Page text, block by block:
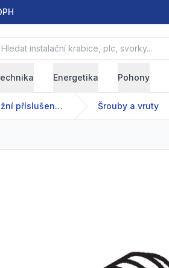
instalační krabice, plc, svorky...
Energetika Pohony
Montážní příslušenství Šrouby a vruty